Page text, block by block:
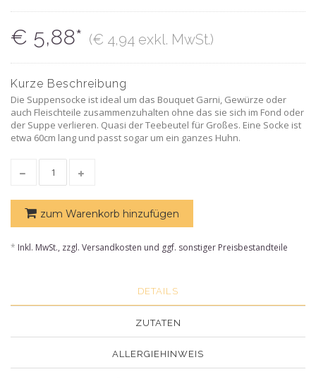
€ 5,88* (€ 4,94 exkl. MwSt.)
Kurze Beschreibung
Die Suppensocke ist ideal um das Bouquet Garni, Gewürze oder
auch Fleischteile zusammenzuhalten ohne das sie sich im Fond oder
der Suppe verlieren. Quasi der Teebeutel für Großes. Eine Socke ist
etwa 60cm lang und passt sogar um ein ganzes Huhn.
zum Warenkorb hinzufügen
* Inkl. MwSt., zzgl. Versandkosten und ggf. sonstiger Preisbestandteile
DETAILS
ZUTATEN
ALLERGIEHINWEIS